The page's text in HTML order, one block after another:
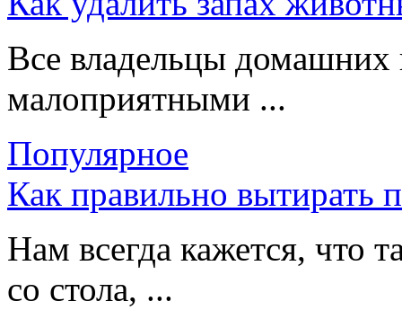
Все владельцы домашних
малоприятными ...
Популярное
Как правильно вытирать
Нам всегда кажется, что
со стола, ...